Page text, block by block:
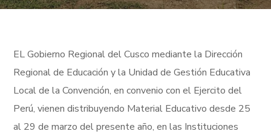
EL Gobierno Regional del Cusco mediante la Dirección
Regional de Educación y la Unidad de Gestión Educativa
Local de la Convención, en convenio con el Ejercito del
Perú, vienen distribuyendo Material Educativo desde 25
al 29 de marzo del presente año, en las Instituciones